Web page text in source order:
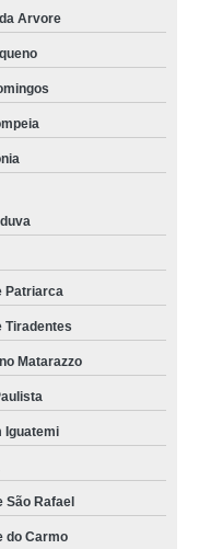
Jardim São Paulo
Arvore
Patriarca
Tiradentes
Matarazzo
Iguatemi
São Rafael
do Carmo